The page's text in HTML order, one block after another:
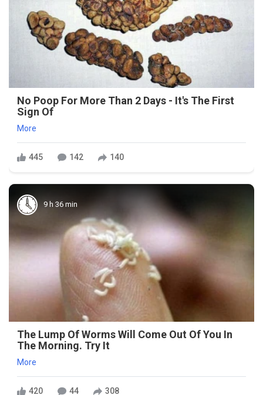
No Poop For More Than 2 Days - It's The First
Sign Of
More
445 142 140
9 h 36 min
The Lump Of Worms Will Come Out Of You In
The Morning. Try It
More
420 44 308